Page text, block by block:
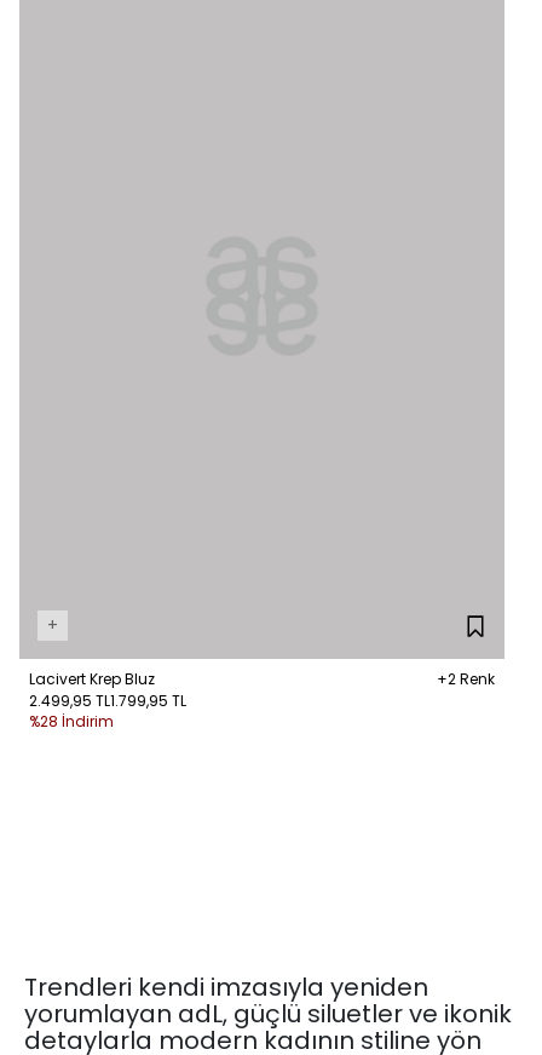
+
Lacivert Krep Bluz
+2 Renk
2.499,95 TL1.799,95 TL
%28 İndirim
Trendleri kendi imzasıyla yeniden
yorumlayan adL, güçlü siluetler ve ikonik
detaylarla modern kadının stiline yön